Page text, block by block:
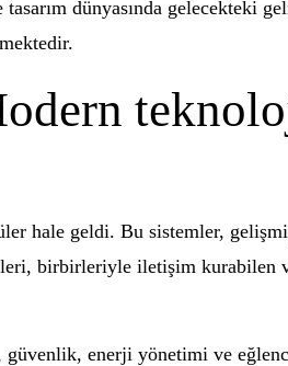
dünyasında gelecekteki
hale geldi. Bu sistemler,
birbirleriyle iletişim kurabilen
enerji yönetimi ve